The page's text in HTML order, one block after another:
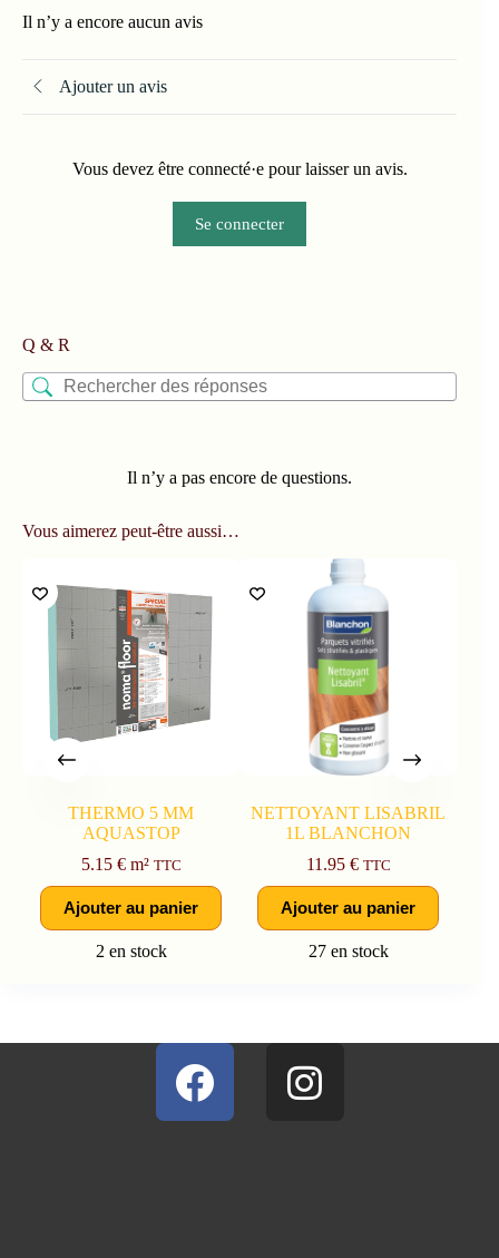
Il n’y a encore aucun avis
Ajouter un avis
Vous devez être connecté·e pour laisser un avis.
Se connecter
Q & R
Il n’y a pas encore de questions.
Vous aimerez peut-être aussi…
THERMO 5 MM
AQUASTOP
5.15 €m² TTC
Ajouter au panier
2 en stock
NETTOYANT LISABRIL
1L BLANCHON
11.95 € TTC
Ajouter au panier
27 en stock